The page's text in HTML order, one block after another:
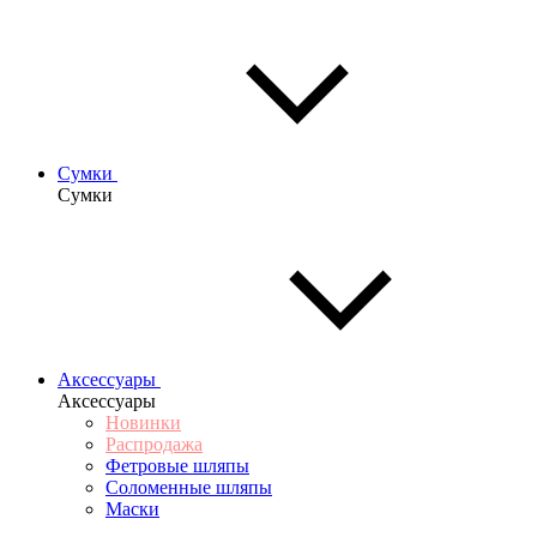
Сумки
Сумки
Аксессуары
Аксессуары
Новинки
Распродажа
Фетровые шляпы
Соломенные шляпы
Маски